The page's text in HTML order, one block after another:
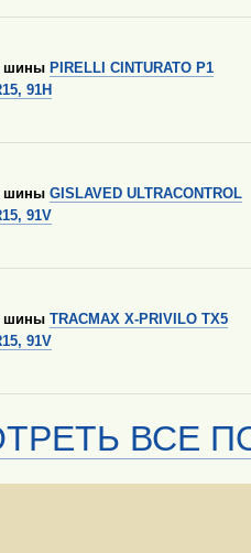
шины PIRELLI CINTURATO P1
91H
шины GISLAVED ULTRACONTROL
91V
шины TRACMAX X-PRIVILO TX5
91V
ВСЕ